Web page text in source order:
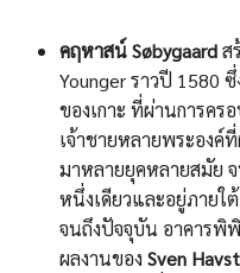
คฤหาสน์ Søbygaardส
Younger ราวปี 1580
ของเกาะ ที่ผ่านการคร
เจ้าชายหลายพระองค์
มาหลายยุคหลายสมัย
หนึ่งเดียวและอยู่ภายใ
จนถึงปัจจุบัน อาคารพิ
ผลงานของ Sven